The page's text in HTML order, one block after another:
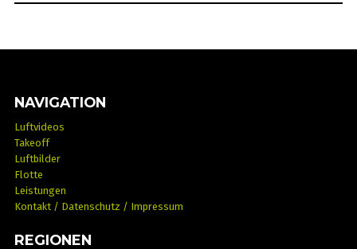
NAVIGATION
Luftvideos
Takeoff
Luftbilder
Flotte
Leistungen
Kontakt / Datenschutz / Impressum
REGIONEN